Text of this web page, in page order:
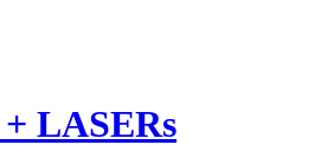
LASERs